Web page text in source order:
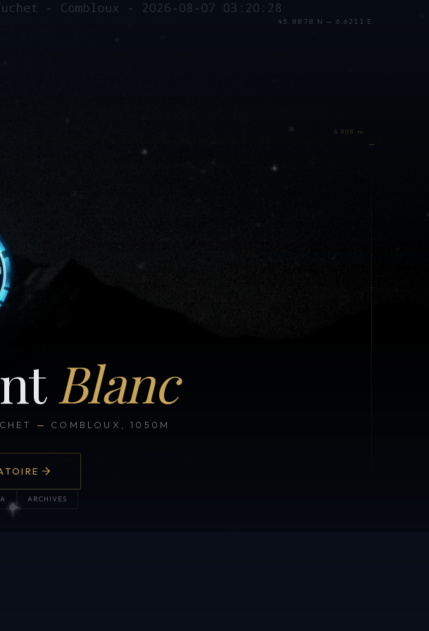
45.8878 N — 6.6211 E
Blanc
— COMBLOUX, 1050M
ARCHIVES